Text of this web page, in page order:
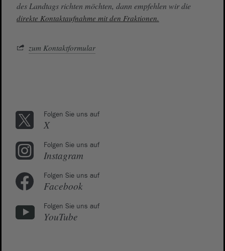
des Landtags richten möchten, dann empfehlen wir die
direkte Kontaktaufnahme mit den Fraktionen.
zum Kontaktformular
Folgen Sie uns auf
X
Folgen Sie uns auf
Instagram
Folgen Sie uns auf
Facebook
Folgen Sie uns auf
YouTube